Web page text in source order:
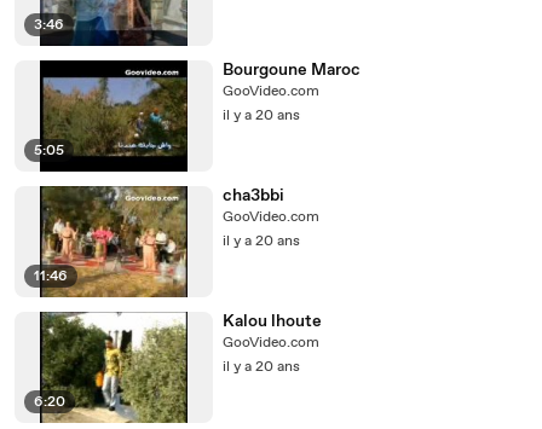
3:46
5:05
Bourgoune Maroc
GooVideo.com
il y a 20 ans
11:46
cha3bbi
GooVideo.com
il y a 20 ans
6:20
Kalou lhoute
GooVideo.com
il y a 20 ans